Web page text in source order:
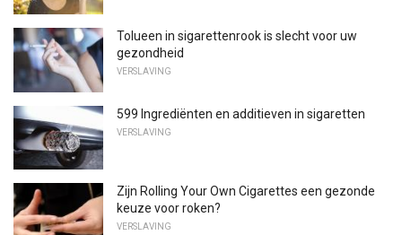
Tolueen in sigarettenrook is slecht voor uw
gezondheid
VERSLAVING
599 Ingrediënten en additieven in sigaretten
VERSLAVING
Zijn Rolling Your Own Cigarettes een gezonde
keuze voor roken?
VERSLAVING